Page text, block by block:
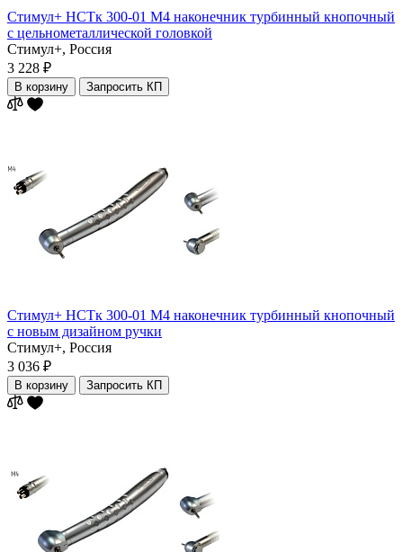
Стимул+ НСТк 300-01 М4 наконечник турбинный кнопочный
с цельнометаллической головкой
Стимул+, Россия
3 228 ₽
В корзину Запросить КП
Стимул+ НСТк 300-01 М4 наконечник турбинный кнопочный
с новым дизайном ручки
Стимул+, Россия
3 036 ₽
В корзину Запросить КП